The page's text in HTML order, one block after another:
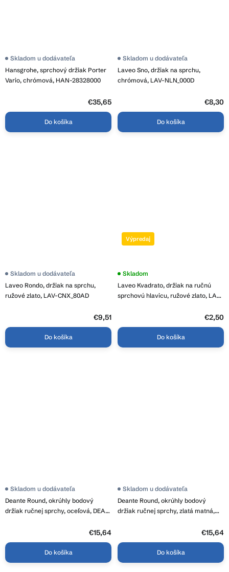
Hansgrohe, sprchový držiak Porter
Vario, chrómová, HAN-28328000
Skladom u dodávateľa
€35,65
Do košíka
Laveo Sno, držiak na sprchu,
chrómová, LAV-NLN_000D
Skladom u dodávateľa
€8,30
Do košíka
Laveo Rondo, držiak na sprchu,
ružové zlato, LAV-CNX_80AD
Skladom u dodávateľa
€9,51
Do košíka
Výpredaj
Laveo Kvadrato, držiak na ručnú
sprchovú hlavicu, ružové zlato, LAV-
Skladom
€2,50
Do košíka
Deante Round, okrúhly bodový
držiak ručnej sprchy, oceľová, DEA-
Skladom u dodávateľa
€15,64
Do košíka
Deante Round, okrúhly bodový
držiak ručnej sprchy, zlatá matná,
Skladom u dodávateľa
€15,64
Do košíka